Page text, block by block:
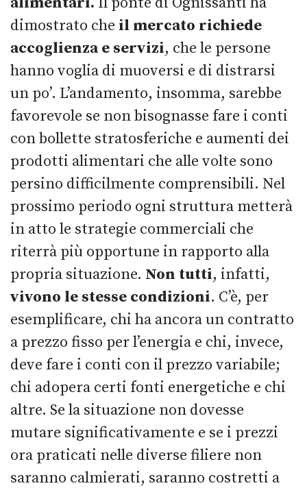
dimostrato che il mercato richiede
accoglienza e servizi, che le persone
hanno voglia di muoversi e di distrarsi
un po’. L’andamento, insomma, sarebbe
favorevole se non bisognasse fare i conti
con bollette stratosferiche e aumenti dei
prodotti alimentari che alle volte sono
persino difficilmente comprensibili. Nel
prossimo periodo ogni struttura metterà
in atto le strategie commerciali che
riterrà più opportune in rapporto alla
propria situazione. Non tutti, infatti,
vivono le stesse condizioni. C’è, per
esemplificare, chi ha ancora un contratto
a prezzo fisso per l’energia e chi, invece,
deve fare i conti con il prezzo variabile;
chi adopera certi fonti energetiche e chi
altre. Se la situazione non dovesse
mutare significativamente e se i prezzi
ora praticati nelle diverse filiere non
saranno calmierati, saranno costretti a